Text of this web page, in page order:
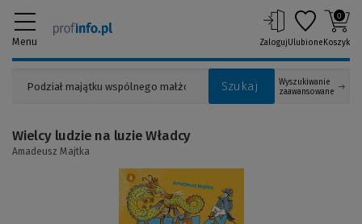
Menu
Szukaj
Wyszukiwanie
zaawansowane
ZalogujUlubione
0
Koszyk
Wielcy ludzie na luzie Władcy
Amadeusz Majtka